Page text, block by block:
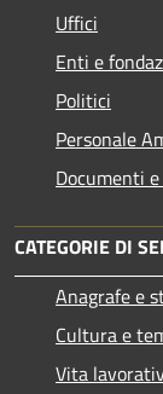
Uffici
Enti e
Politici
Personale
Documenti
CATEGORIE DI
Anagrafe e
Cultura e
Vita